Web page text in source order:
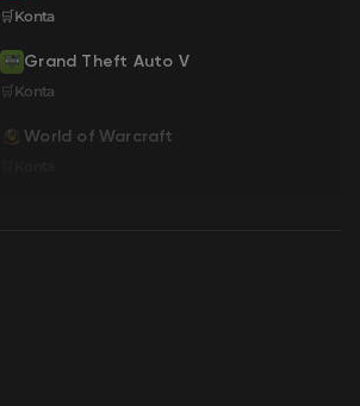
🛒Konta
Grand Theft Auto V
🛒Konta
World of Warcraft